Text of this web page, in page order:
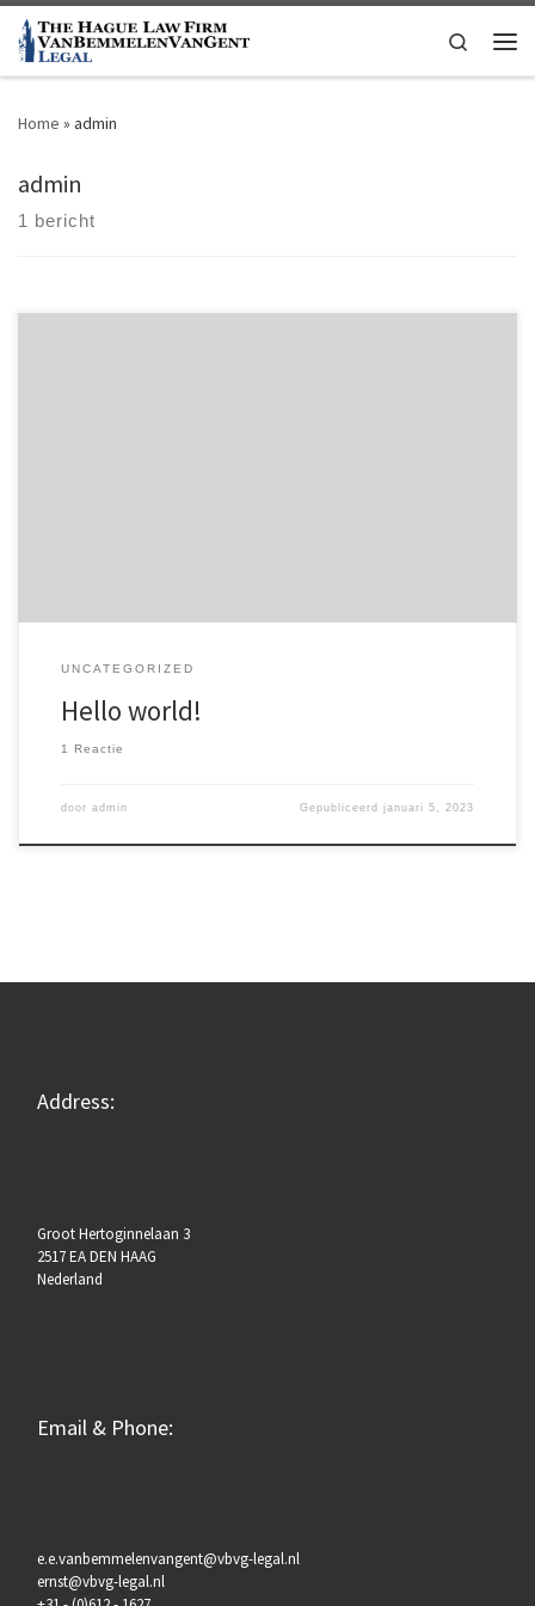
Ga naar inhoud
Search
Home » admin
admin
1 bericht
UNCATEGORIZED
Hello world!
1 Reactie
door admin Gepubliceerdjanuari 5, 2023
Address:
Groot Hertoginnelaan 3
2517 EA DEN HAAG
Nederland
Email & Phone:
e.e.vanbemmelenvangent@vbvg-legal.nl
ernst@vbvg-legal.nl